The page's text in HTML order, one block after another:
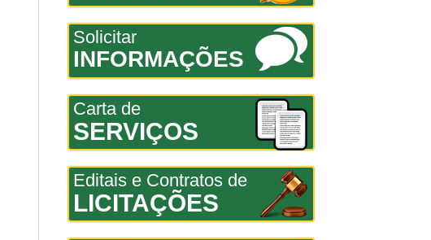
Solicitar
INFORMAÇÕES
Carta de
SERVIÇOS
Editais e Contratos de
LICITAÇÕES